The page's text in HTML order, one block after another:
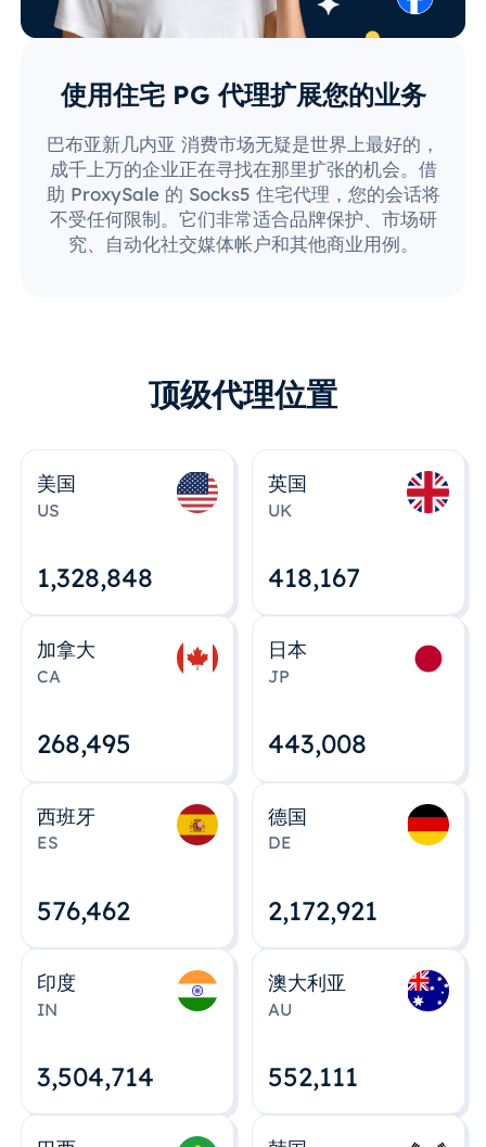
使用住宅 PG 代理扩展您的业务
巴布亚新几内亚 消费市场无疑是世界上最好的，
成千上万的企业正在寻找在那里扩张的机会。借
助 ProxySale 的 Socks5 住宅代理，您的会话将
不受任何限制。它们非常适合品牌保护、市场研
究、自动化社交媒体帐户和其他商业用例。
顶级代理位置
美国
US
1,328,848
英国
UK
418,167
加拿大
CA
268,495
日本
JP
443,008
西班牙
ES
576,463
德国
DE
2,172,922
印度
IN
3,504,715
澳大利亚
AU
552,112